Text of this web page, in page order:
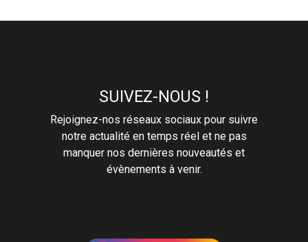
SUIVEZ-NOUS !
Rejoignez-nos réseaux sociaux pour suivre
notre actualité en temps réel et ne pas
manquer nos dernières nouveautés et
évènements à venir.